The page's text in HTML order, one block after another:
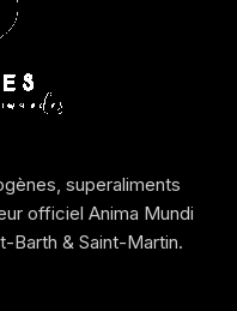
superaliments
officiel Anima Mundi
Barth & Saint-Martin.